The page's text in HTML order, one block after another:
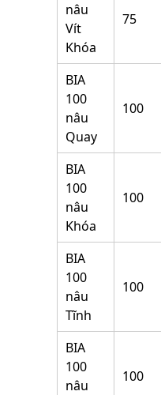
nâu
Vít
Khóa
75
BIA
100
nâu
Quay
100
BIA
100
nâu
Khóa
100
BIA
100
nâu
Tĩnh
100
BIA
100
nâu
100